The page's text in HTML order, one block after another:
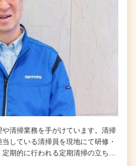
清掃業務を手がけています。清掃
している清掃員を現地にて研修・
期的に行われる定期清掃の立ち…